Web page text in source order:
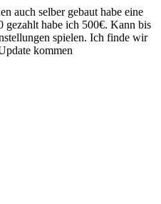
auch selber gebaut habe eine
habe ich 500€. Kann bis
spielen. Ich finde wir
kommen